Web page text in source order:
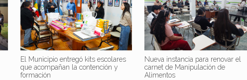
El Municipio entregó kits escolares
que acompañan la contención y
formación
Nueva instancia para renovar el
carnet de Manipulación de
Alimentos